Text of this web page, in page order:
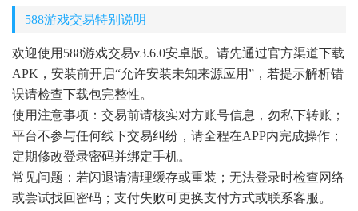
588游戏交易特别说明
欢迎使用588游戏交易v3.6.0安卓版。请先通过官方渠道下载
APK，安装前开启“允许安装未知来源应用”，若提示解析错
误请检查下载包完整性。
使用注意事项：交易前请核实对方账号信息，勿私下转账；
平台不参与任何线下交易纠纷，请全程在APP内完成操作；
定期修改登录密码并绑定手机。
常见问题：若闪退请清理缓存或重装；无法登录时检查网络
或尝试找回密码；支付失败可更换支付方式或联系客服。